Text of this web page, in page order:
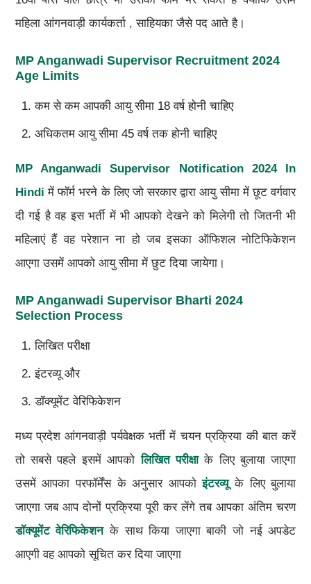
महिला आंगनवाड़ी कार्यकर्ता , साहियका जैसे पद आते है।
MP Anganwadi Supervisor Recruitment 2024
Age Limits
कम से कम आपकी आयु सीमा 18 वर्ष होनी चाहिए
अधिकतम आयु सीमा 45 वर्ष तक होनी चाहिए
MP Anganwadi Supervisor Notification 2024 In
Hindi में फॉर्म भरने के लिए जो सरकार द्वारा आयु सीमा में छूट वर्गवार
दी गई है वह इस भर्ती में भी आपको देखने को मिलेगी तो जितनी भी
महिलाएं हैं वह परेशान ना हो जब इसका ऑफिशल नोटिफिकेशन
आएगा उसमें आपको आयु सीमा में छुट दिया जायेगा।
MP Anganwadi Supervisor Bharti 2024
Selection Process
लिखित परीक्षा
इंटरव्यू और
डॉक्यूमेंट वेरिफिकेशन
मध्य प्रदेश आंगनवाड़ी पर्यवेक्षक भर्ती में चयन प्रक्रिया की बात करें
तो सबसे पहले इसमें आपकोलिखित परीक्षाके लिए बुलाया जाएगा
उसमें आपका परफॉर्मेंस के अनुसार आपकोइंटरव्यूके लिए बुलाया
जाएगा जब आप दोनों प्रक्रिया पूरी कर लेंगे तब आपका अंतिम चरण
डॉक्यूमेंट वेरिफिकेशनके साथ किया जाएगा बाकी जो नई अपडेट
आएगी वह आपको सूचित कर दिया जाएगा